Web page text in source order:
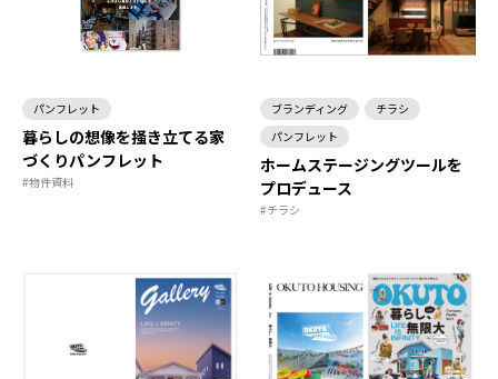
パンフレット
暮らしの想像を掻き立てる家
づくりパンフレット
#物件資料
ブランディング
チラシ
パンフレット
ホームステージングツールを
プロデュース
#チラシ